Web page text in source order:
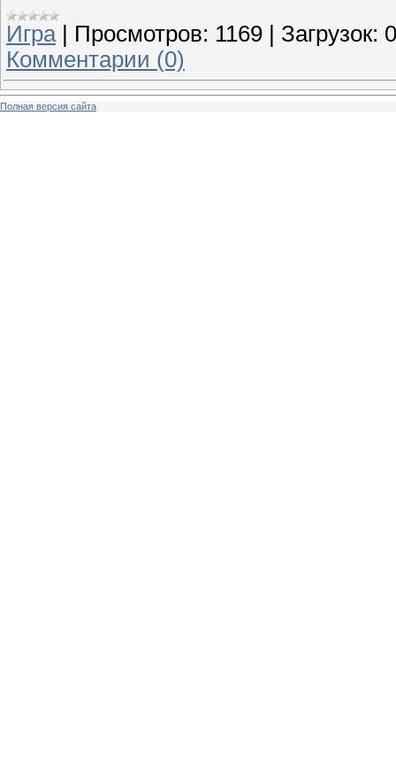
Игра| Просмотров: 1169 Загрузок: 0
Комментарии (0)
Полная версия сайта